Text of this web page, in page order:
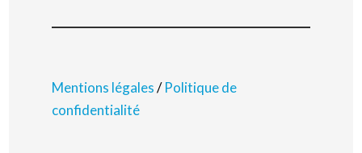
Mentions légales/Politique de
confidentialité